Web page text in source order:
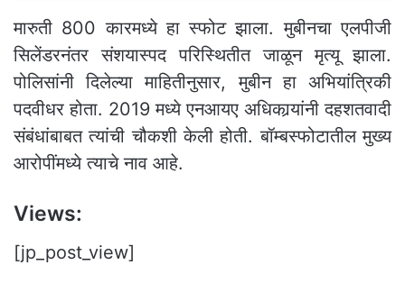
मारुती 800 कारमध्ये हा स्फोट झाला. मुबीनचा एलपीजी
सिलेंडरनंतर संशयास्पद परिस्थितीत जाळून मृत्यू झाला.
पोलिसांनी दिलेल्या माहितीनुसार, मुबीन हा अभियांत्रिकी
पदवीधर होता. 2019 मध्ये एनआयए अधिकार्‍यांनी दहशतवादी
संबंधांबाबत त्यांची चौकशी केली होती. बॉम्बस्फोटातील मुख्य
आरोपींमध्ये त्याचे नाव आहे.
Views:
[jp_post_view]